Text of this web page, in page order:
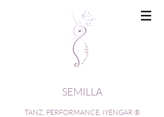
SEMILLA
TANZ, PERFORMANCE, IYENGAR ®